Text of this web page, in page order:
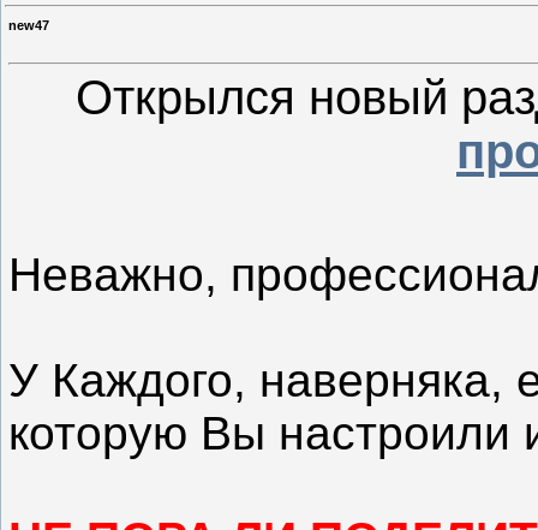
new47
Открылся новый
Неважно,
У Каждого, наверняка,
которую Вы настроили